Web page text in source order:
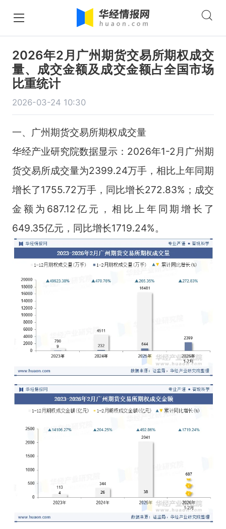
2026年2月广州期货交易所期权成交
量、成交金额及成交金额占全国市场
比重统计
2026-03-24 10:30
一、广州期货交易所期权成交量
华经产业研究院数据显示：2026年1-2月广州期
货交易所成交量为2399.24万手，相比上年同期
增长了1755.72万手，同比增长272.83%；成交
金额为687.12亿元，相比上年同期增长了
649.35亿元，同比增长1719.24%。